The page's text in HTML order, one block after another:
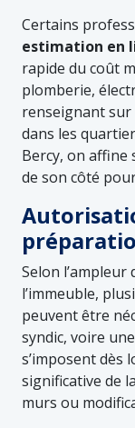
Certains
estimation en
rapide du coût
plomberie,
renseignant sur
dans les
Bercy, on affine
de son côté
Selon
l’immeuble,
peuvent être
syndic, voire
s’imposent dès
significative de
murs ou